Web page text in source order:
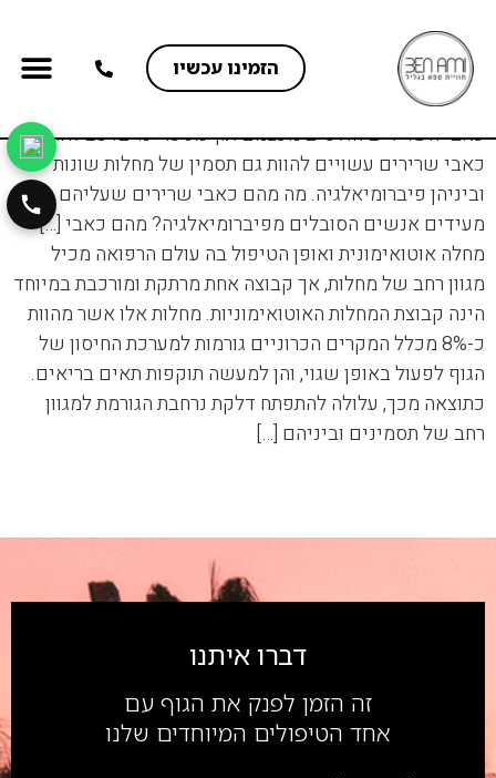
הזמינו עכשיו
טיפול בכאבי שרירים כאבי שרירים הינם תופעה שכיחה
יחסית, והם יכולים להופיע כתוצאה ממגוון גורמים, החל
מפעילות גופנית מאומצת ועד למתח נפשי. במקרים רבים,
כאבי השרירים חולפים מעצמם תוך מספר ימים. עם זאת,
כאבי שרירים עשויים להוות גם תסמין של מחלות שונות
וביניהן פיברומיאלגיה. מה מהם כאבי שרירים שעליהם
מעידים אנשים הסובלים מפיברומיאלגיה? מהם כאבי […]
מחלה אוטואימונית ואופן הטיפול בה עולם הרפואה מכיל
מגוון רחב של מחלות, אך קבוצה אחת מרתקת ומורכבת במיוחד
הינה קבוצת המחלות האוטואימוניות. מחלות אלו אשר מהוות
כ-8% מכלל המקרים הכרוניים גורמות למערכת החיסון של
הגוף לפעול באופן שגוי, והן למעשה תוקפות תאים בריאים.
כתוצאה מכך, עלולה להתפתח דלקת נרחבת הגורמת למגוון
רחב של תסמינים וביניהם […]
דברו איתנו
זה הזמן לפנק את הגוף עם
אחד הטיפולים המיוחדים שלנו